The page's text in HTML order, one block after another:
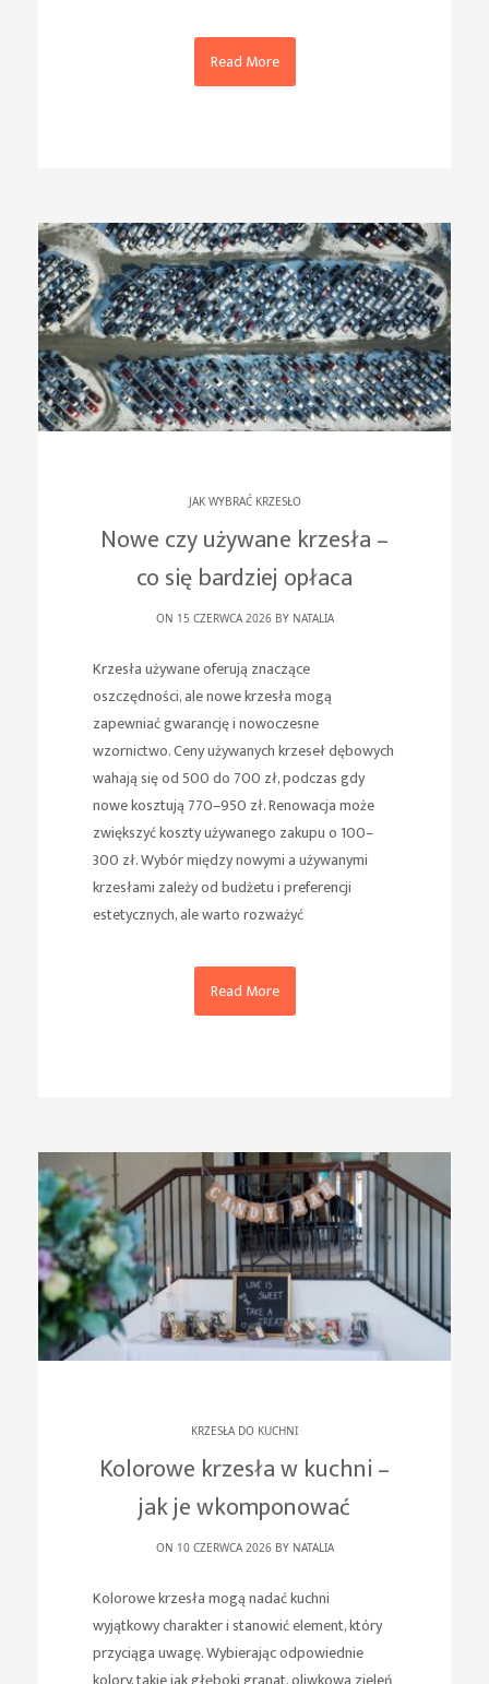
Read More
JAK WYBRAĆ KRZESŁO
Nowe czy używane krzesła –
co się bardziej opłaca
ON 15 CZERWCA 2026 BY NATALIA
Krzesła używane oferują znaczące
oszczędności, ale nowe krzesła mogą
zapewniać gwarancję i nowoczesne
wzornictwo. Ceny używanych krzeseł dębowych
wahają się od 500 do 700 zł, podczas gdy
nowe kosztują 770–950 zł. Renowacja może
zwiększyć koszty używanego zakupu o 100–
300 zł. Wybór między nowymi a używanymi
krzesłami zależy od budżetu i preferencji
estetycznych, ale warto rozważyć
Read More
KRZESŁA DO KUCHNI
Kolorowe krzesła w kuchni –
jak je wkomponować
ON 10 CZERWCA 2026 BY NATALIA
Kolorowe krzesła mogą nadać kuchni
wyjątkowy charakter i stanowić element, który
przyciąga uwagę. Wybierając odpowiednie